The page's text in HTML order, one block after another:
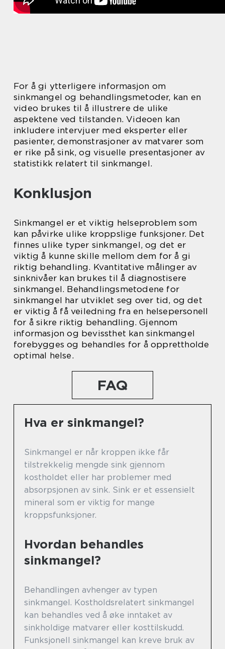
For å gi ytterligere informasjon om
sinkmangel og behandlingsmetoder, kan en
video brukes til å illustrere de ulike
aspektene ved tilstanden. Videoen kan
inkludere intervjuer med eksperter eller
pasienter, demonstrasjoner av matvarer som
er rike på sink, og visuelle presentasjoner av
statistikk relatert til sinkmangel.
Konklusjon
Sinkmangel er et viktig helseproblem som
kan påvirke ulike kroppslige funksjoner. Det
finnes ulike typer sinkmangel, og det er
viktig å kunne skille mellom dem for å gi
riktig behandling. Kvantitative målinger av
sinknivåer kan brukes til å diagnostisere
sinkmangel. Behandlingsmetodene for
sinkmangel har utviklet seg over tid, og det
er viktig å få veiledning fra en helsepersonell
for å sikre riktig behandling. Gjennom
informasjon og bevissthet kan sinkmangel
forebygges og behandles for å opprettholde
optimal helse.
FAQ
Hva er sinkmangel?
Sinkmangel er når kroppen ikke får
tilstrekkelig mengde sink gjennom
kostholdet eller har problemer med
absorpsjonen av sink. Sink er et essensielt
mineral som er viktig for mange
kroppsfunksjoner.
Hvordan behandles
sinkmangel?
Behandlingen avhenger av typen
sinkmangel. Kostholdsrelatert sinkmangel
kan behandles ved å øke inntaket av
sinkholdige matvarer eller kosttilskudd.
Funksjonell sinkmangel kan kreve bruk av